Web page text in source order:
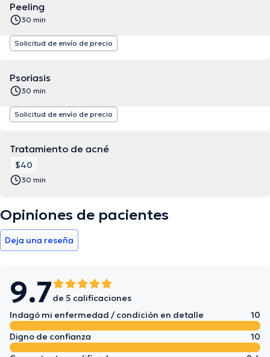
Peeling
30 min
Solicitud de envío de precio
Psoriasis
30 min
Solicitud de envío de precio
Tratamiento de acné
$40
30 min
Opiniones de pacientes
Deja una reseña
9.7de 5 calificaciones
Indagó mi enfermedad / condición en detalle
10
Digno de confianza
10